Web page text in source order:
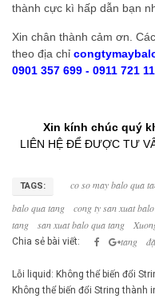
thành cực kì hấp dẫn bạn
Xin chân thành cảm ơn.
theo địa chỉ
0901 357 699 - 0911 721
Xin kính chúc quý
LIÊN HỆ ĐỂ ĐƯỢC TƯ
TAGS: co so may balo qua
balo qua tang
cong ty san xuat
tang
san xuat balo qua tang
tang
Chia sẻ bài viết:
Lỗi liquid: Không thể biến đổi
Không thể biến đổi String thành